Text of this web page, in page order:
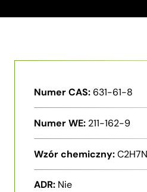
Numer CAS:631-61-8
Numer WE: 211-162-9
Wzór chemiczny:
ADR: Nie